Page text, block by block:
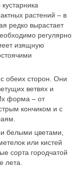
растений – в
редко вырастает
регулярно
изящную
обеих сторон. Они
ветвях и
форма – от
кончиком и с
белыми цветами,
или кистей
сорта городчатой
лета.